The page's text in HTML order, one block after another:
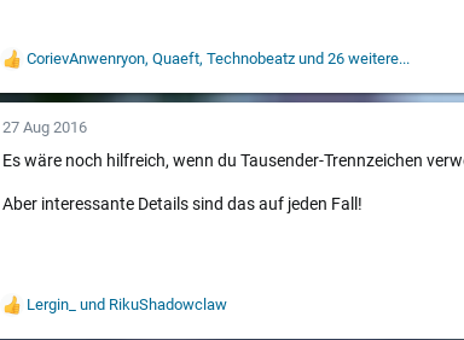
W
r
t
n
e
CorievAnwenryon, Quaeft, Technobeatz und 26 weitere...
27 Aug 2016
Es wäre noch hilfreich, wenn du Tausender-Trennzeichen
Aber interessante Details sind das auf jeden Fall!
W
Lergin_ und RikuShadowclaw